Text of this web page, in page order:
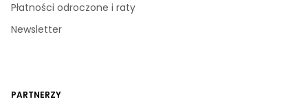
Płatności odroczone i raty
Newsletter
PARTNERZY